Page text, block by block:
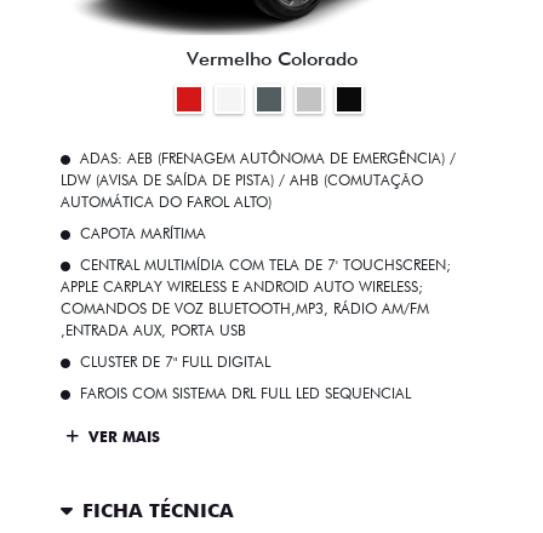
Vermelho Colorado
ADAS: AEB (FRENAGEM AUTÔNOMA DE EMERGÊNCIA) /
LDW (AVISA DE SAÍDA DE PISTA) / AHB (COMUTAÇÃO
AUTOMÁTICA DO FAROL ALTO)
CAPOTA MARÍTIMA
CENTRAL MULTIMÍDIA COM TELA DE 7' TOUCHSCREEN;
APPLE CARPLAY WIRELESS E ANDROID AUTO WIRELESS;
COMANDOS DE VOZ BLUETOOTH,MP3, RÁDIO AM/FM
,ENTRADA AUX, PORTA USB
CLUSTER DE 7" FULL DIGITAL
FAROIS COM SISTEMA DRL FULL LED SEQUENCIAL
VER MAIS
FICHA TÉCNICA